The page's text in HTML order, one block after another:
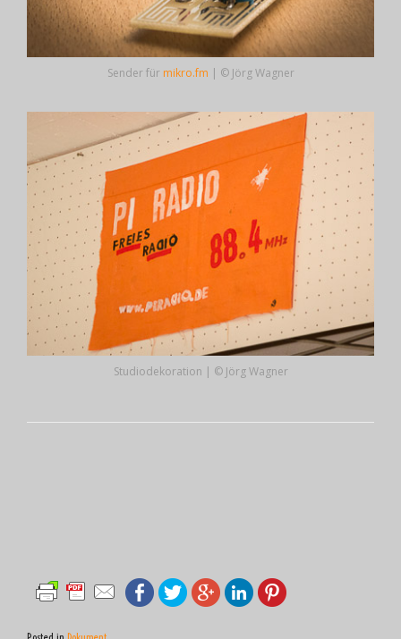
Sender für mikro.fm | © Jörg Wagner
Studiodekoration | © Jörg Wagner